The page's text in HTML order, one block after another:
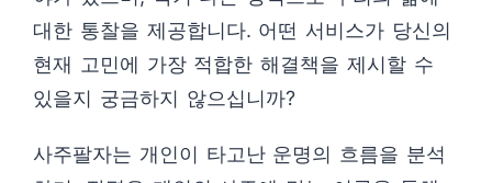
대한 통찰을 제공합니다. 어떤 서비스가 당신의
현재 고민에 가장 적합한 해결책을 제시할 수
있을지 궁금하지 않으십니까?
사주팔자는 개인이 타고난 운명의 흐름을 분석